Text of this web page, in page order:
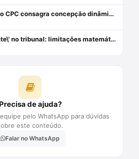
Dierle Nunes: Novo CPC consagra concepção dinâmica do contraditório
Quando a IA \'mente\' no tribunal: limitações matemáticas que ameaçam a Justiça
Precisa de ajuda?
pelo WhatsApp para dúvidas
este conteúdo.
Falar no WhatsApp